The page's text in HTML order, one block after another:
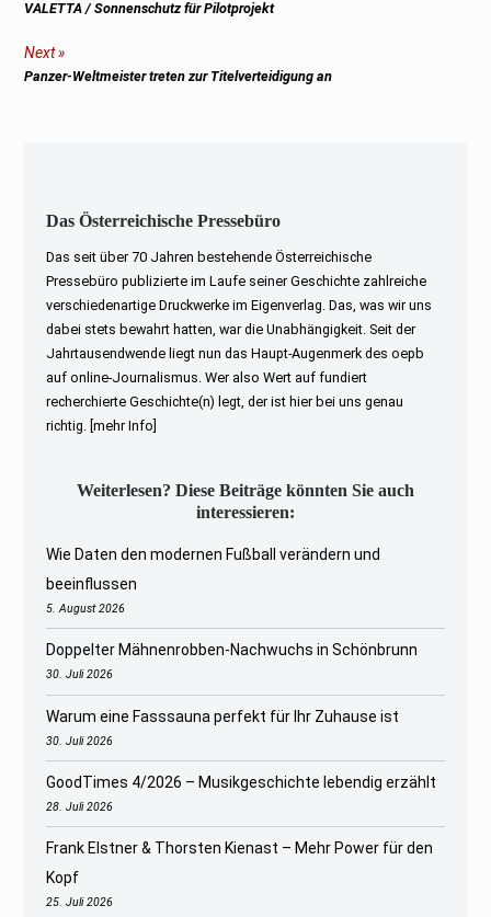
Previous
VALETTA / Sonnenschutz für Pilotprojekt
Next
Next
Panzer-Weltmeister treten zur Titelverteidigung an
Das Österreichische Pressebüro
Das seit über 70 Jahren bestehende Österreichische
Pressebüro publizierte im Laufe seiner Geschichte zahlreiche
verschiedenartige Druckwerke im Eigenverlag. Das, was wir uns
dabei stets bewahrt hatten, war die Unabhängigkeit. Seit der
Jahrtausendwende liegt nun das Haupt-Augenmerk des oepb
auf online-Journalismus. Wer also Wert auf fundiert
recherchierte Geschichte(n) legt, der ist hier bei uns genau
richtig.
[mehr Info]
Weiterlesen? Diese Beiträge könnten Sie auch
interessieren:
Wie Daten den modernen Fußball verändern und
beeinflussen
5. August 2026
Doppelter Mähnenrobben-Nachwuchs in Schönbrunn
30. Juli 2026
Warum eine Fasssauna perfekt für Ihr Zuhause ist
30. Juli 2026
GoodTimes 4/2026 – Musikgeschichte lebendig erzählt
28. Juli 2026
Frank Elstner & Thorsten Kienast – Mehr Power für den
Kopf
25. Juli 2026